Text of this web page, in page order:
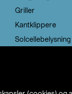
Griller
Kantklippere
Solcellebelysning